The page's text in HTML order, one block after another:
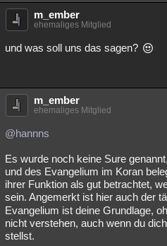
Übersichtenm_ember
ehemaliges Mitglied
und was soll uns das sagen?
m_ember
ehemaliges Mitglied
@hannns
Es wurde noch keine Sure
und des Evangelium im Koran
ihrer Funktion als gut betrachtet,
sein. Angemerkt ist hier auch der
Evangelium ist deine Grundlage,
nicht verstehen, auch wenn du
stellst.